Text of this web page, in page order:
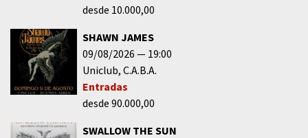
desde 10.000,00
SHAWN JAMES
09/08/2026
19:00
Uniclub C.A.B.A.
Entradas
desde 90.000,00
SWALLOW THE SUN